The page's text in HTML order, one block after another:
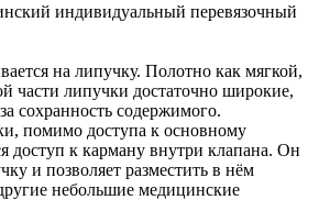
индивидуальный перевязочный
на липучку. Полотно как мягкой,
части липучки достаточно широкие,
сохранность содержимого.
помимо доступа к основному
доступ к карману внутри клапана. Он
и позволяет разместить в нём
небольшие медицинские